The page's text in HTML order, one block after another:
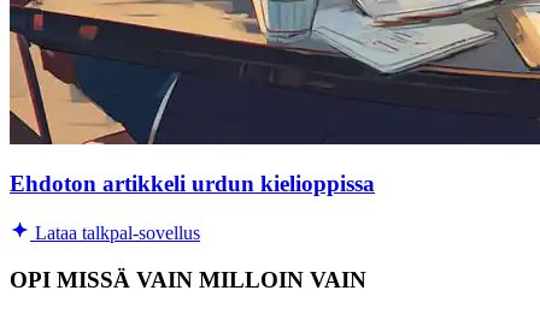
Ehdoton artikkeli urdun kielioppissa
Lataa talkpal-sovellus
OPI MISSÄ VAIN MILLOIN VAIN